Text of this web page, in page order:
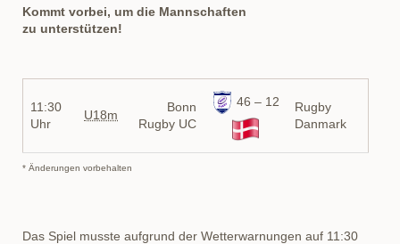
Kommt vorbei, um die Mannschaften
zu unterstützen!
11:30
Uhr
U18m
Bonn
Rugby UC
46 – 12
Rugby
Danmark
* Änderungen vorbehalten
Das Spiel musste aufgrund der Wetterwarnungen auf 11:30